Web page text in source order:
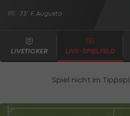
73' F. Augusto
LIVETICKER LIVE-SPIELFELD